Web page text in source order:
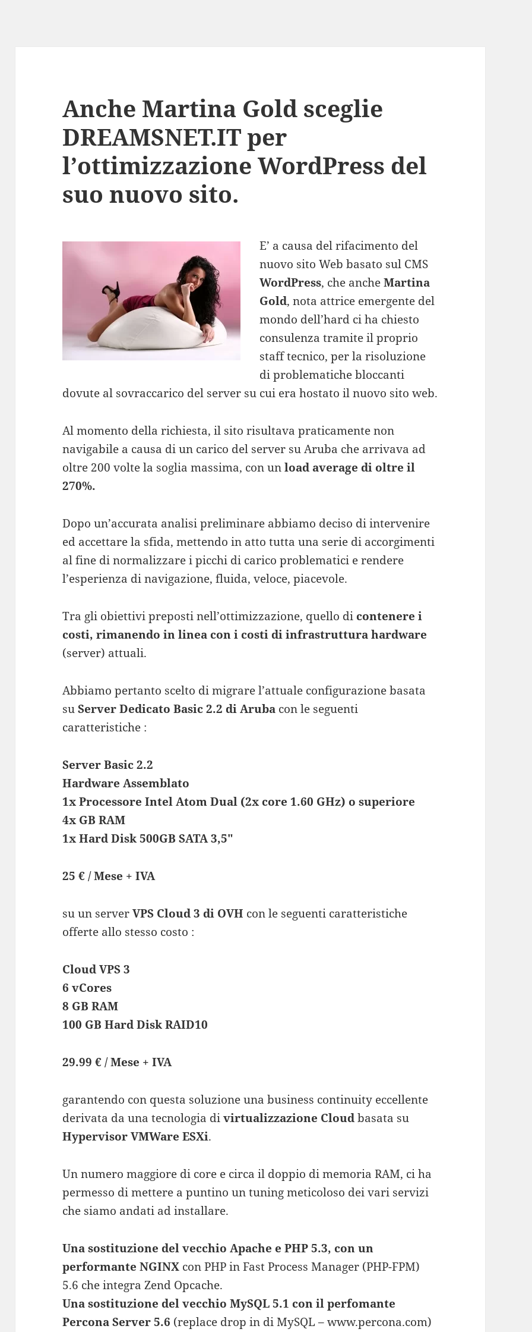
Anche Martina Gold sceglie
DREAMSNET.IT per
l’ottimizzazione WordPress del
suo nuovo sito.
E’ a causa del rifacimento del
nuovo sito Web basato sul CMS
WordPress, che ancheMartina
Gold, nota attrice emergente del
mondo dell’hard ci ha chiesto
consulenza tramite il proprio
staff tecnico, per la risoluzione
di problematiche bloccanti
dovute al sovraccarico del server su cui era hostato il nuovo sito web.
Al momento della richiesta, il sito risultava praticamente non
navigabile a causa di un carico del server su Aruba che arrivava ad
oltre 200 volte la soglia massima, con unload average di oltre il
270%.
Dopo un’accurata analisi preliminare abbiamo deciso di intervenire
ed accettare la sfida, mettendo in atto tutta una serie di accorgimenti
al fine di normalizzare i picchi di carico problematici e rendere
l’esperienza di navigazione, fluida, veloce, piacevole.
Tra gli obiettivi preposti nell’ottimizzazione, quello di contenere i
costi, rimanendo in linea con i costi di infrastruttura hardware
(server) attuali.
Abbiamo pertanto scelto di migrare l’attuale configurazione basata
suServer Dedicato Basic 2.2 di Aruba con le seguenti
caratteristiche :
Server Basic 2.2
Hardware Assemblato
1x Processore Intel Atom Dual (2x core 1.60 GHz) o superiore
4x GB RAM
1x Hard Disk 500GB SATA 3,5″
25 € / Mese + IVA
su un serverVPS Cloud 3 di OVH con le seguenti caratteristiche
offerte allo stesso costo :
Cloud VPS 3
6 vCores
8 GB RAM
100 GB Hard Disk RAID10
29.99 € / Mese + IVA
garantendo con questa soluzione una business continuity eccellente
derivata da una tecnologia divirtualizzazione Cloudbasata su
Hypervisor VMWare ESXi.
Un numero maggiore di core e circa il doppio di memoria RAM, ci ha
permesso di mettere a puntino un tuning meticoloso dei vari servizi
che siamo andati ad installare.
Una sostituzione del vecchio Apache e PHP 5.3, con un
performante NGINX con PHP in Fast Process Manager (PHP-FPM)
5.6 che integra Zend Opcache.
Una sostituzione del vecchio MySQL 5.1 con il perfomante
Percona Server 5.6 (replace drop in di MySQL – www.percona.com)